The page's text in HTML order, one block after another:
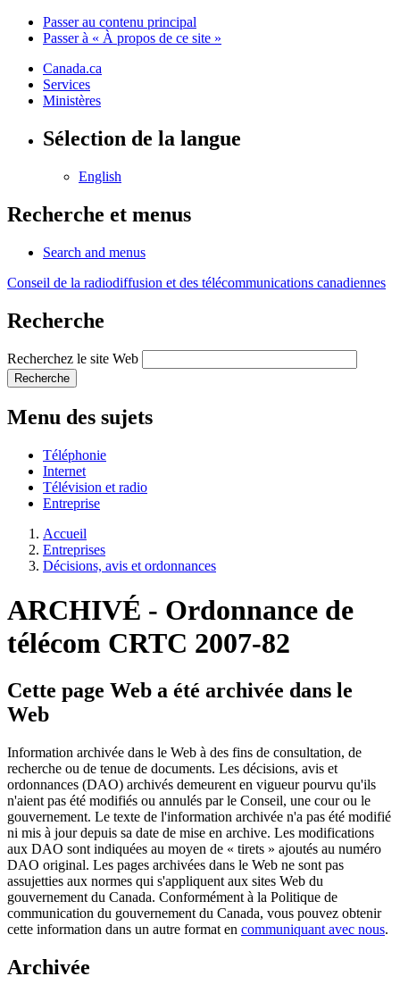
Passer au contenu principal
Passer à « À propos de ce site »
Canada.ca
Services
Ministères
Sélection de la langue
English
Recherche et menus
Search and menus
Conseil de la radiodiffusion et des télécommunications canadiennes
Recherche
Recherchez le site Web
Recherche
Menu des sujets
Téléphonie
Internet
Télévision et radio
Entreprise
Accueil
Entreprises
Décisions, avis et ordonnances
ARCHIVÉ - Ordonnance de
télécom CRTC 2007-82
Cette page Web a été archivée dans le
Web
Information archivée dans le Web à des fins de consultation, de
recherche ou de tenue de documents. Les décisions, avis et
ordonnances (DAO) archivés demeurent en vigueur pourvu qu'ils
n'aient pas été modifiés ou annulés par le Conseil, une cour ou le
gouvernement. Le texte de l'information archivée n'a pas été modifié
ni mis à jour depuis sa date de mise en archive. Les modifications
aux DAO sont indiquées au moyen de « tirets » ajoutés au numéro
DAO original. Les pages archivées dans le Web ne sont pas
assujetties aux normes qui s'appliquent aux sites Web du
gouvernement du Canada. Conformément à la Politique de
communication du gouvernement du Canada, vous pouvez obtenir
cette information dans un autre format en communiquant avec nous.
Archivée